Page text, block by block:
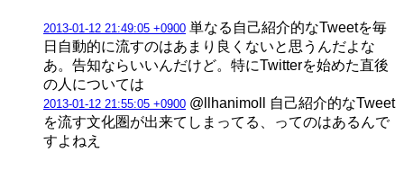
2013-01-12 21:49:05 +0900 単なる自己紹介的なTweetを毎
日自動的に流すのはあまり良くないと思うんだよな
あ。告知ならいいんだけど。特にTwitterを始めた直後
の人については
2013-01-12 21:55:05 +0900 @llhanimoll 自己紹介的なTweet
を流す文化圏が出来てしまってる、ってのはあるんで
すよねえ